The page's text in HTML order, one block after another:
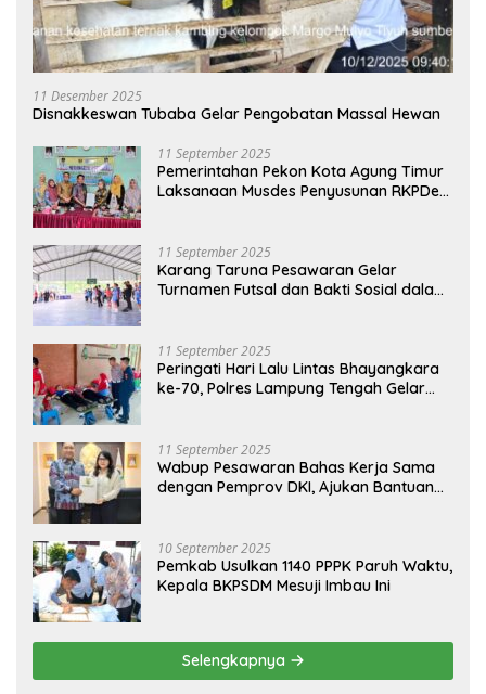
11 Desember 2025
Disnakkeswan Tubaba Gelar Pengobatan Massal Hewan
11 September 2025
Pemerintahan Pekon Kota Agung Timur
Laksanaan Musdes Penyusunan RKPDes
11 September 2025
Karang Taruna Pesawaran Gelar
Turnamen Futsal dan Bakti Sosial dalam
11 September 2025
Peringati Hari Lalu Lintas Bhayangkara
ke-70, Polres Lampung Tengah Gelar
11 September 2025
Wabup Pesawaran Bahas Kerja Sama
dengan Pemprov DKI, Ajukan Bantuan
10 September 2025
Pemkab Usulkan 1140 PPPK Paruh Waktu,
Kepala BKPSDM Mesuji Imbau Ini
Selengkapnya